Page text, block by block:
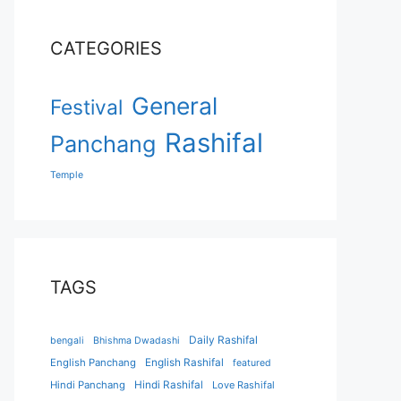
CATEGORIES
Festival General
Panchang Rashifal
Temple
TAGS
bengali Bhishma Dwadashi Daily Rashifal
English Panchang English Rashifal featured
Hindi Panchang Hindi Rashifal Love Rashifal